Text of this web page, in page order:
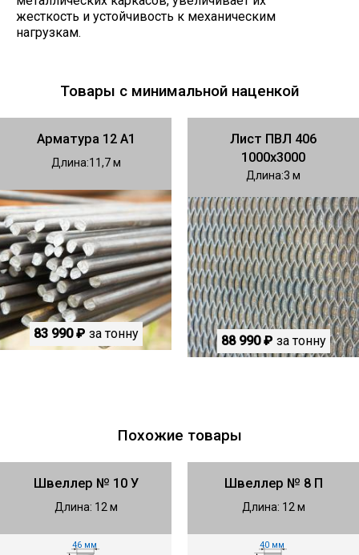
жесткость и устойчивость к механическим
нагрузкам.
Товары с минимальной наценкой
Арматура 12 А1
Длина 11,7
83 990 ₽ за тонну
Лист ПВЛ 406
1000х3000
Длина 3
88 990 ₽ за тонну
Похожие товары
Швеллер № 10 У
Длина: 12 м
46 мм
Швеллер № 8 П
Длина: 12 м
40 мм